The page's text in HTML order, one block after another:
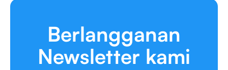
Berlangganan
Newsletter kami